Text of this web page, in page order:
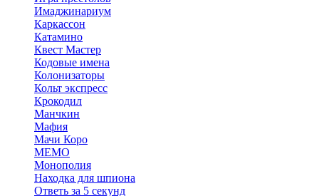
Имаджинариум
Каркассон
Катамино
Квест Мастер
Кодовые имена
Колонизаторы
Кольт экспресс
Крокодил
Манчкин
Мафия
Мачи Коро
МЕМО
Монополия
Находка для шпиона
Ответь за 5 секунд